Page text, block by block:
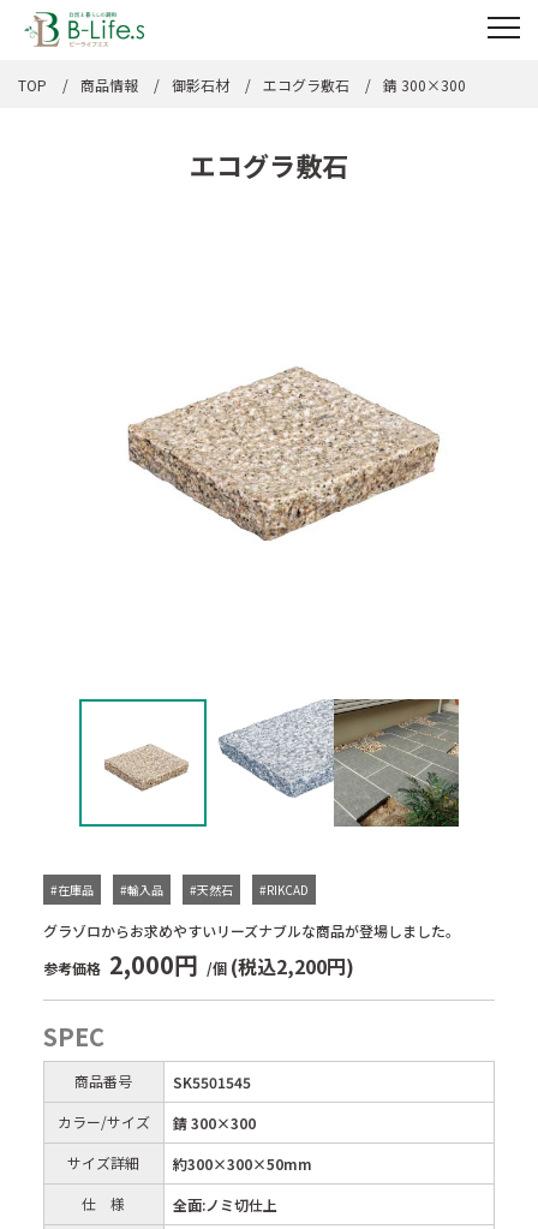
TOP 商品情報 御影石材 エコグラ敷石 錆 300×300
エコグラ敷石
グラゾロからお求めやすいリーズナブルな商品が登場しました。
#在庫品 #輸入品 #天然石 #RIKCAD
参考価格 2,000円 /個 (税込2,200円)
SPEC
商品番号
SK5501545
カラー/サイズ
錆 300×300
サイズ詳細
約300×300×50mm
仕 様
全面:ノミ切仕上